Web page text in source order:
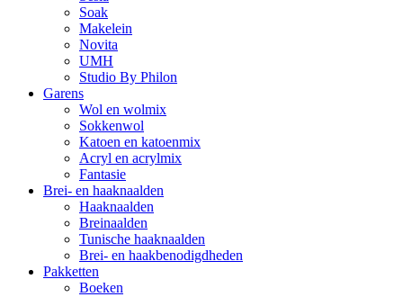
Soak
Makelein
Novita
UMH
Studio By Philon
Garens
Wol en wolmix
Sokkenwol
Katoen en katoenmix
Acryl en acrylmix
Fantasie
Brei- en haaknaalden
Haaknaalden
Breinaalden
Tunische haaknaalden
Brei- en haakbenodigdheden
Pakketten
Boeken